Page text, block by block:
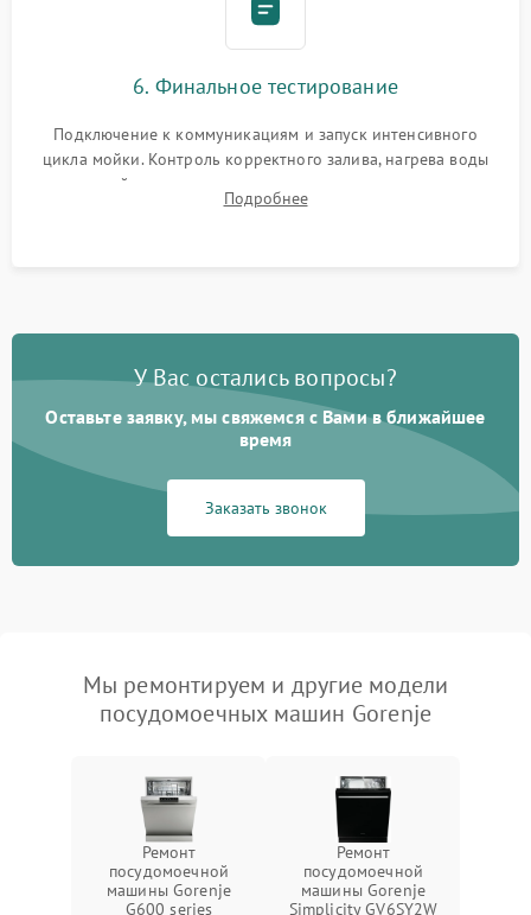
6. Финальное тестирование
Подключение к коммуникациям и запуск интенсивного
цикла мойки. Контроль корректного залива, нагрева воды
до нужной температуры, отсутствия посторонних шумов,
штатного слива и абсолютной сухости в поддоне.
Подробнее
У Вас остались вопросы?
Оставьте заявку, мы свяжемся с Вами в ближайшее
время
Заказать звонок
Мы ремонтируем и другие модели
посудомоечных машин Gorenje
Ремонт
посудомоечной
машины Gorenje
G600 series
Ремонт
посудомоечной
машины Gorenje
Simplicity GV6SY2W